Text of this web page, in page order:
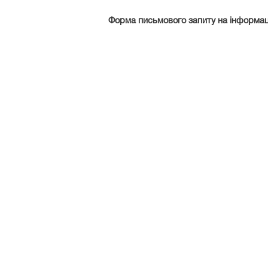
Форма письмового запиту на